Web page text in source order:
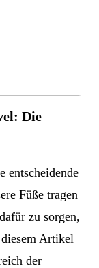
Die
entscheidende
Füße tragen
zu sorgen,
Artikel
der